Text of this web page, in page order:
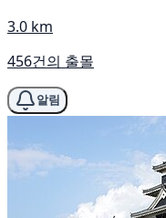
3.0 km
456건의 출몰
알림